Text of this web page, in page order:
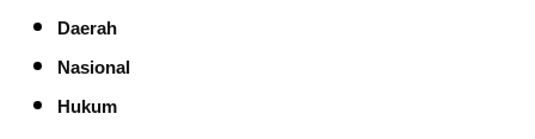
Daerah
Nasional
Hukum